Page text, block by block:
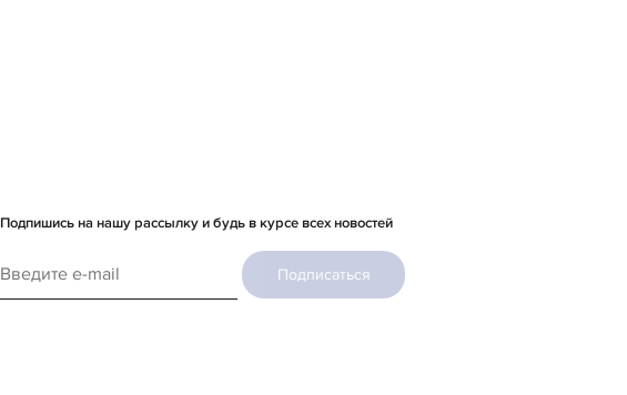
Подпишись на нашу рассылку и будь в курсе всех новостей
Подписаться